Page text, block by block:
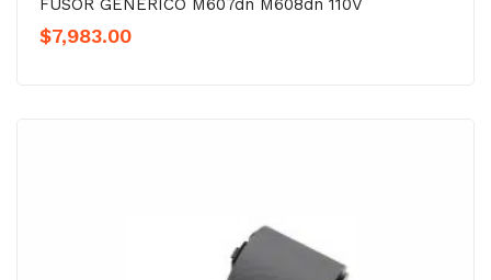
FUSOR GENÉRICO M607dn M608dn 110V
$7,983.00